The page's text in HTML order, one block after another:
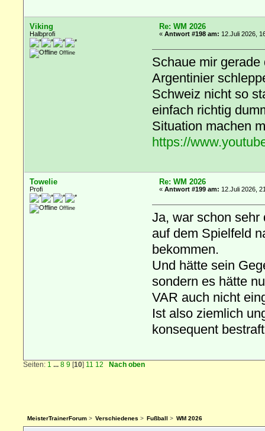
Viking
Halbprofi
Offline
Re: WM 2026
«Antwort #198 am: 12.Juli 2026,
Schaue mir
Argentinier
Schweiz nicht so
einfach richtig
Situation machen
https://
Towelie
Profi
Offline
Re: WM 2026
«Antwort #199 am: 12.Juli 2026,
Ja, war schon sehr
auf dem Spielfeld
bekommen.
Und hätte sein
sondern es hätte
VAR auch nicht
Ist also ziemlich
konsequent
Seiten: 1 ...8 9 [10] 11 12 Nach oben
MeisterTrainerForum> Verschiedenes > Fußball > WM 2026